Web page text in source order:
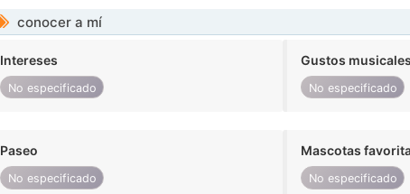
conocer a mí
Intereses
No especificado
Gustos musicales
No especificado
Paseo
No especificado
Mascotas
No especificado